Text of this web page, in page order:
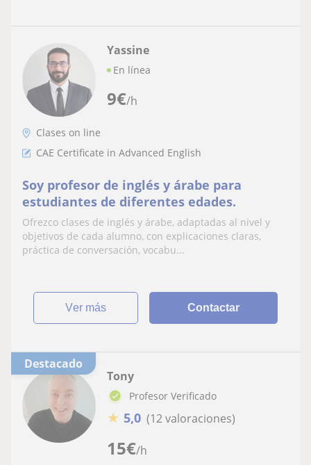
9€/h
Yassine
En línea
Clases on line
CAE Certificate in Advanced English
Soy profesor de inglés y árabe para
estudiantes de diferentes edades.
Ofrezco clases de inglés y árabe, adaptadas al nivel y
objetivos de cada alumno, con explicaciones claras,
práctica de conversación, vocabu...
ver más Contactar
Destacado
15€/h
Tony
Profesor Verificado
★ 5,0 (12 valoraciones)